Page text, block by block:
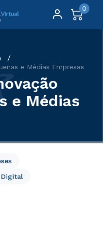
0
e Médias Empresas
e Médias
Digital